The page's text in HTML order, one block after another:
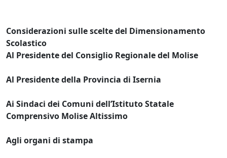
Considerazioni sulle scelte del Dimensionamento
Scolastico
Al Presidente del Consiglio Regionale del Molise
Al Presidente della Provincia di Isernia
Ai Sindaci dei Comuni dell’Istituto Statale
Comprensivo Molise Altissimo
Agli organi di stampa